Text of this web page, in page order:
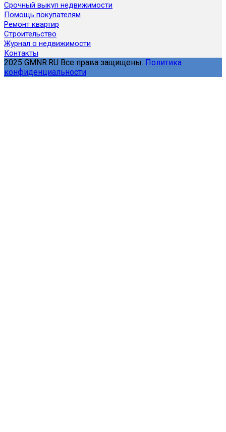
Срочный выкуп недвижимости
Помощь покупателям
Ремонт квартир
Строительство
Журнал о недвижимости
Контакты
2025 GMNR.RU Все права защищены. Политика
конфиденциальности